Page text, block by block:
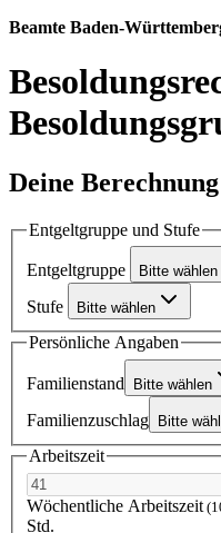
Beamte Baden-
Deine Berechnung
Entgeltgruppe und Stufe
Entgeltgruppe Bitte wählen
Stufe Bitte wählen
Persönliche Angaben
Familienstand Bitte wählen
Familienzuschlag Bitte
Arbeitszeit
Wöchentliche Arbeitszeit
Std.